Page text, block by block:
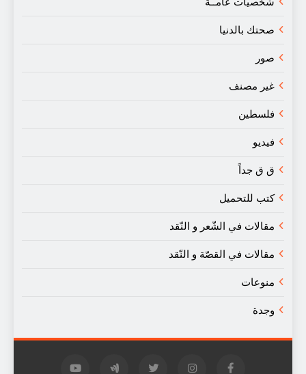
صحتك بالدنيا
صور
غير مصنف
فلسطين
فيديو
ق ق جداً
كتب للتحميل
مقالات في الشّعر و النّقد
مقالات في القصّة و النّقد
منوعات
وجدة